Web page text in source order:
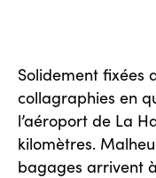
Solidement fixées
collagraphies en
l’aéroport de La
kilomètres.
bagages arrivent